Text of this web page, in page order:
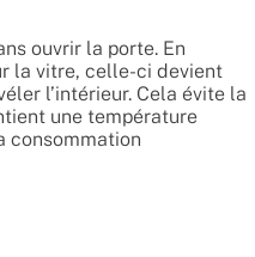
ouvrir la porte. En
la vitre, celle-ci devient
l’intérieur. Cela évite la
une température
consommation